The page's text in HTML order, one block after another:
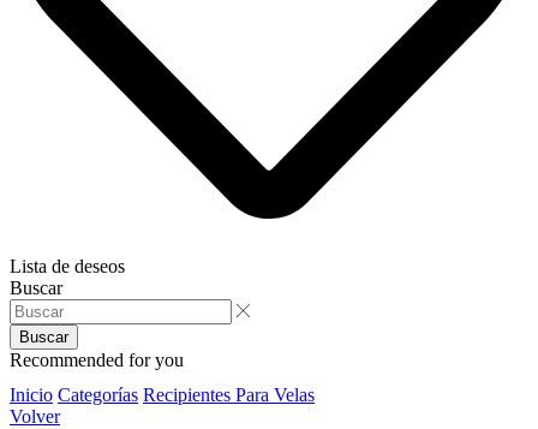
Lista de deseos
Buscar
Buscar
Recommended for you
Inicio Categorías Recipientes Para Velas
Volver